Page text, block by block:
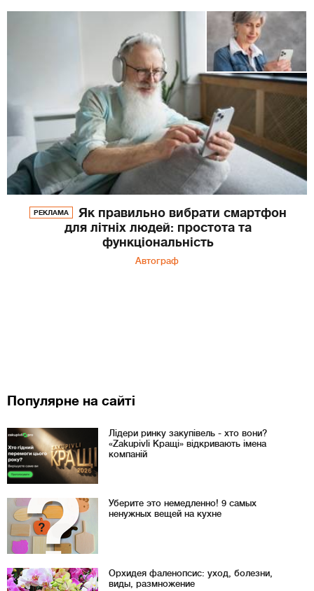
РЕКЛАМА
Як правильно вибрати смартфон
для літніх людей: простота та
функціональність
Автограф
Популярне на сайті
Лідери ринку закупівель - хто вони?
«Zakupivli Кращі» відкривають імена
компаній
Уберите это немедленно! 9 самых
ненужных вещей на кухне
Орхидея фаленопсис: уход, болезни,
виды, размножение